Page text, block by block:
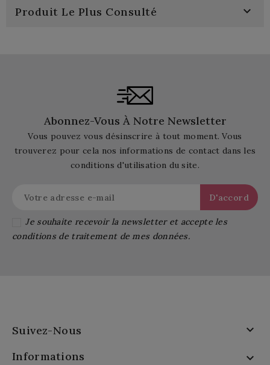
Produit Le Plus Consulté 
Abonnez-Vous À Notre Newsletter
Vous pouvez vous désinscrire à tout moment. Vous
trouverez pour cela nos informations de contact dans les
conditions d'utilisation du site.
Je souhaite recevoir la newsletter et accepte les
conditions de traitement de mes données.
Suivez-Nous 
Informations 